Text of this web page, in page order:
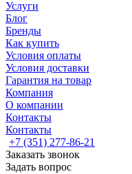
Услуги
Блог
Бренды
Как купить
Условия оплаты
Условия доставки
Гарантия на товар
Компания
О компании
Контакты
Контакты
+7 (351) 277-86-21
Заказать звонок
Задать вопрос